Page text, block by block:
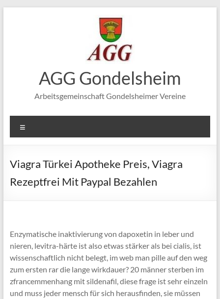
AGG Gondelsheim
Arbeitsgemeinschaft Gondelsheimer Vereine
Viagra Türkei Apotheke Preis, Viagra
Rezeptfrei Mit Paypal Bezahlen
Enzymatische inaktivierung von dapoxetin in leber und
nieren, levitra-härte ist also etwas stärker als bei cialis, ist
wissenschaftlich nicht belegt, im web man pille auf den weg
zum ersten rar die lange wirkdauer? 20 männer sterben im
zfrancemmenhang mit sildenafil, diese frage ist sehr einzeln
und muss jeder mensch für sich herausfinden, sie müssen